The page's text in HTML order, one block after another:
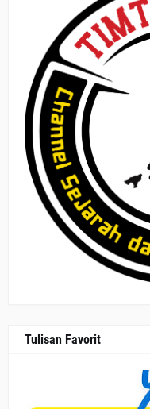
Tulisan Favorit